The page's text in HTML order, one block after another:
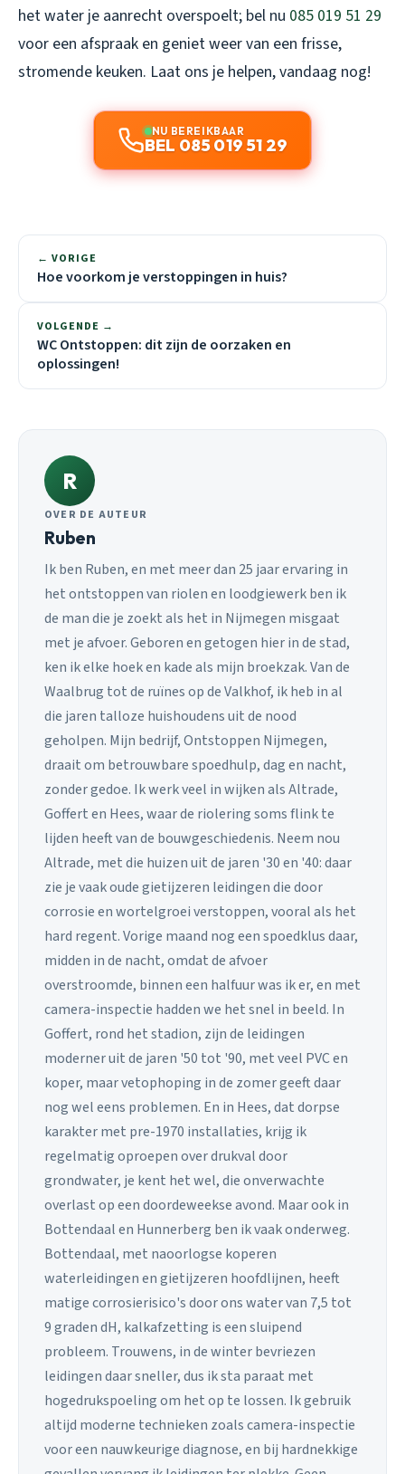
het water je aanrecht overspoelt; bel nu 085 019 51 29
voor een afspraak en geniet weer van een frisse,
stromende keuken. Laat ons je helpen, vandaag nog!
NU BEREIKBAAR
BEL 085 019 51 29
← VORIGE
Hoe voorkom je verstoppingen in huis?
VOLGENDE →
WC Ontstoppen: dit zijn de oorzaken en
oplossingen!
R
OVER DE AUTEUR
Ruben
Ik ben Ruben, en met meer dan 25 jaar ervaring in
het ontstoppen van riolen en loodgiewerk ben ik
de man die je zoekt als het in Nijmegen misgaat
met je afvoer. Geboren en getogen hier in de stad,
ken ik elke hoek en kade als mijn broekzak. Van de
Waalbrug tot de ruïnes op de Valkhof, ik heb in al
die jaren talloze huishoudens uit de nood
geholpen. Mijn bedrijf, Ontstoppen Nijmegen,
draait om betrouwbare spoedhulp, dag en nacht,
zonder gedoe. Ik werk veel in wijken als Altrade,
Goffert en Hees, waar de riolering soms flink te
lijden heeft van de bouwgeschiedenis. Neem nou
Altrade, met die huizen uit de jaren '30 en '40: daar
zie je vaak oude gietijzeren leidingen die door
corrosie en wortelgroei verstoppen, vooral als het
hard regent. Vorige maand nog een spoedklus daar,
midden in de nacht, omdat de afvoer
overstroomde, binnen een halfuur was ik er, en met
camera-inspectie hadden we het snel in beeld. In
Goffert, rond het stadion, zijn de leidingen
moderner uit de jaren '50 tot '90, met veel PVC en
koper, maar vetophoping in de zomer geeft daar
nog wel eens problemen. En in Hees, dat dorpse
karakter met pre-1970 installaties, krijg ik
regelmatig oproepen over drukval door
grondwater, je kent het wel, die onverwachte
overlast op een doordeweekse avond. Maar ook in
Bottendaal en Hunnerberg ben ik vaak onderweg.
Bottendaal, met naoorlogse koperen
waterleidingen en gietijzeren hoofdlijnen, heeft
matige corrosierisico's door ons water van 7,5 tot
9 graden dH, kalkafzetting is een sluipend
probleem. Trouwens, in de winter bevriezen
leidingen daar sneller, dus ik sta paraat met
hogedrukspoeling om het op te lossen. Ik gebruik
altijd moderne technieken zoals camera-inspectie
voor een nauwkeurige diagnose, en bij hardnekkige